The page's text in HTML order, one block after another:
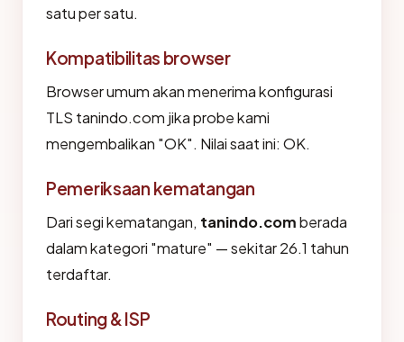
satu per satu.
Kompatibilitas browser
Browser umum akan menerima konfigurasi
TLS tanindo.com jika probe kami
mengembalikan "OK". Nilai saat ini: OK.
Pemeriksaan kematangan
Dari segi kematangan, tanindo.comberada
dalam kategori "mature" — sekitar 26.1 tahun
terdaftar.
Routing & ISP